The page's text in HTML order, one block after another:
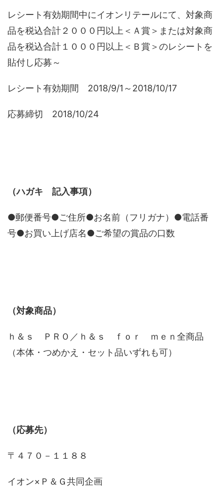
レシート有効期間中にイオンリテールにて、対象商
品を税込合計２０００円以上＜Ａ賞＞または対象商
品を税込合計１０００円以上＜Ｂ賞＞のレシートを
貼付し応募～
レシート有効期間 2018/9/1～2018/10/17
応募締切 2018/10/24
（ハガキ 記入事項）
●郵便番号●ご住所●お名前（フリガナ）●電話番
号●お買い上げ店名●ご希望の賞品の口数
（対象商品）
ｈ＆ｓ ＰＲＯ／ｈ＆ｓ ｆｏｒ ｍｅｎ全商品
（本体・つめかえ・セット品いずれも可）
（応募先）
〒４７０－１１８８
イオン×Ｐ＆Ｇ共同企画